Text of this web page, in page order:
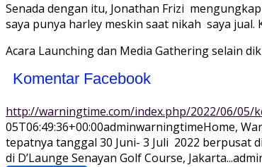
Senada dengan itu, Jonathan Frizi
saya punya harley meskin saat nikah saya
Acara Launching dan Media Gathering selain
Komentar Facebook
http://warningtime.com/index.php/2022/06/
05T06:49:36+00:00adminwarningtimeHome,
tepatnya tanggal 30 Juni- 3 Juli 2022 berpusat
di D’Launge Senayan Golf Course, Jakarta...